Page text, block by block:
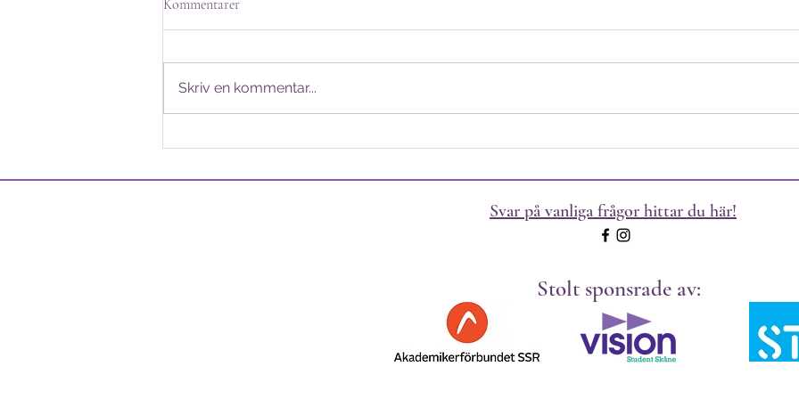
Kära medlemmar av
Socionomsektionens stormöte
för hösten 2025! Nedan finner ni
valberedningen
Hej allihopa! Nästa vecka är det
samt valberedningens...
Här
Kommentarer
Skriv en kommentar...
Svar på vanliga frågor hittar du här!
Stolt sponsrade av: